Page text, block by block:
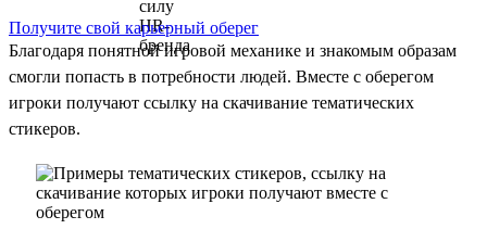
Получите свой карьерный оберег
Благодаря понятной игровой механике и знакомым образам
смогли попасть в потребности людей. Вместе с оберегом
игроки получают ссылку на скачивание тематических
стикеров.